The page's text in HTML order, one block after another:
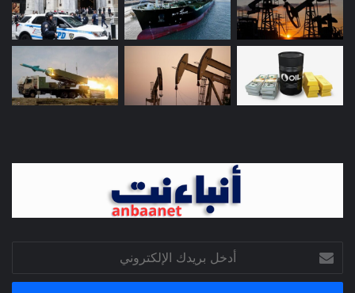
بريدك
الإلكتروني